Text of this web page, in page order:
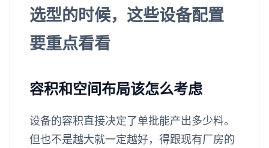
选型的时候，这些设备配置
要重点看看
容积和空间布局该怎么考虑
设备的容积直接决定了单批能产出多少料。
但也不是越大就一定越好，得跟现有厂房的